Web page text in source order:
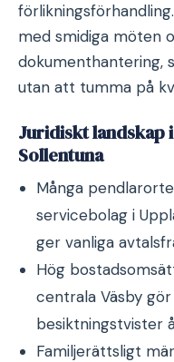
med smidiga möten
dokumenthantering,
utan att tumma på
Juridiskt landskap
Sollentuna
Många
servicebolag i
ger vanliga
Hög
centrala Väsby
besiktningstvister
Familjerättsligt